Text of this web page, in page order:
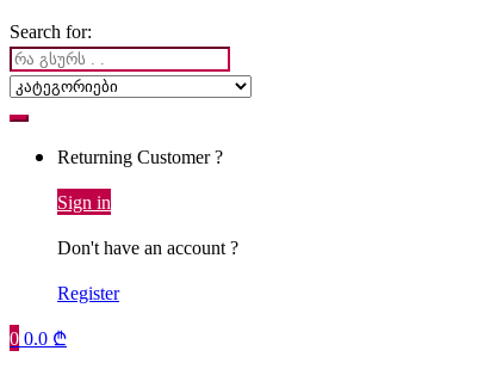
Search for:
Returning Customer ?
Sign in
Don't have an account ?
Register
00.0 ₾